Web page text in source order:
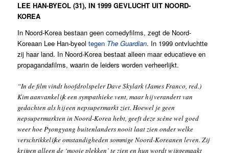
LEE HAN-BYEOL (31), IN 1999 GEVLUCHT UIT NOORD-
KOREA
In Noord-Korea bestaan geen comedyfilms, zegt de Noord-
Koreaan Lee Han-byeoltegen The Guardian. In 1999 ontvluchtte
zij haar land. In Noord-Korea bestaat alleen maar educatieve en
propagandafilms, waarin de leiders worden verheerlijkt.
“In de film vindt hoofdrolspeler Dave Skylark (James Franco, red.)
Kim aanvankelijk een sympathieke vent, maar hij verandert van
gedachten als hij een nepsupermarkt ziet. Hoewel je geen
nepsupermarkten in Noord-Korea hebt, geeft deze scène wel goed
weer hoe Pyongyang buitenlanders nooit laat zien onder welke
verschrikkelijke omstandigheden sommige Noord-Koreanen leven. Zij
krijgen alleen de ‘mooie plekken’ te zien en hun wordt wijsgemaakt